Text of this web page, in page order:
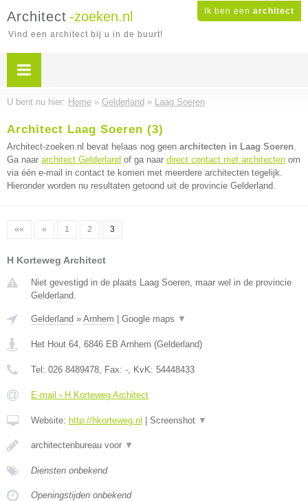
Ik ben een architect
Architect -zoeken.nl
Vind een architect bij u in de buurt!
U bent nu hier: Home » Gelderland » Laag Soeren
Architect Laag Soeren (3)
Architect-zoeken.nl bevat helaas nog geen architecten in Laag Soeren.
Ga naar architect Gelderland of ga naar direct contact met architecten om
via één e-mail in contact te komen met meerdere architecten tegelijk.
Hieronder worden nu resultaten getoond uit de provincie Gelderland.
«« « 1 2 3
H Korteweg Architect
Niet gevestigd in de plaats Laag Soeren, maar wel in de provincie
Gelderland.
Gelderland » Arnhem Google maps ▼
Het Hout 64, 6846 EB Arnhem (Gelderland)
Tel: 026 8489478, Fax: -, KvK: 54448433
E-mail › H Korteweg Architect
Website: http://hkorteweg.nl Screenshot ▼
architectenbureau voor ▼
Diensten onbekend
Openingstijden onbekend